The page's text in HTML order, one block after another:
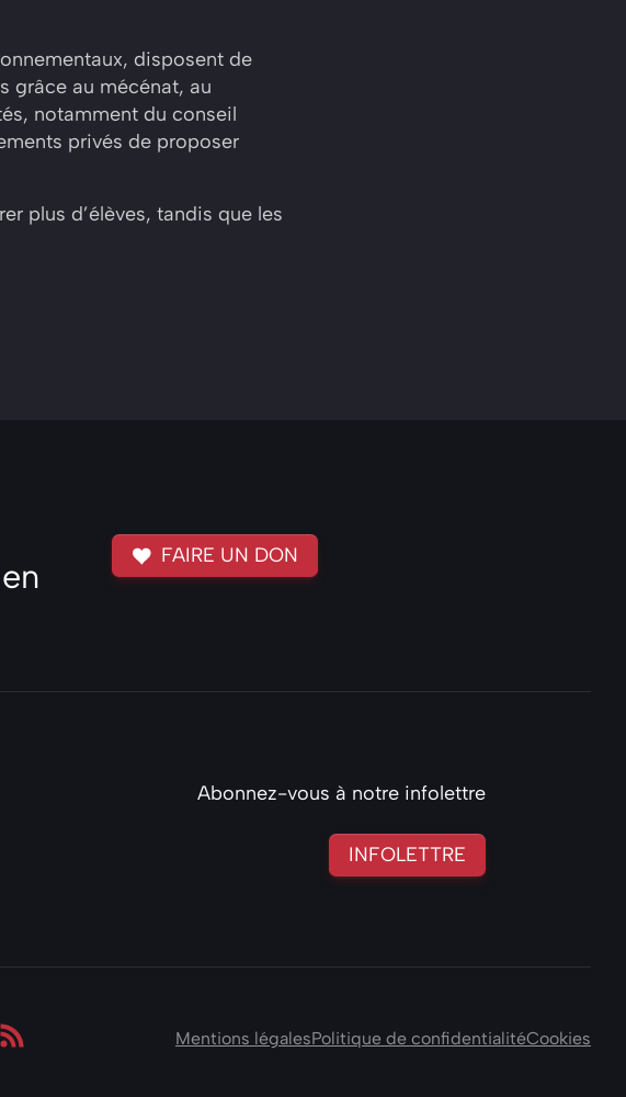
disposent de
grâce au mécénat, au
notamment du conseil
privés de proposer
plus d’élèves, tandis que les
FAIRE UN DON
Abonnez-vous à notre infolettre
INFOLETTRE
Instagram
sur Linkedin
sur Threads
nous sur Apple-podcasts
Suivez-nous sur Signal
Suivez-nous sur Flux-rssMentions légalesPolitique de confidentialitéCookies